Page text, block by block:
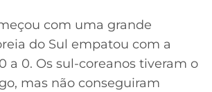
com uma grande
do Sul empatou com a
a 0. Os sul-coreanos tiveram o
mas não conseguiram